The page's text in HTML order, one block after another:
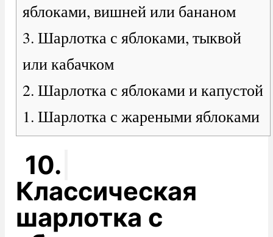
яблоками, вишней или бананом
3. Шарлотка с яблоками, тыквой
или кабачком
2. Шарлотка с яблоками и капустой
1. Шарлотка с жареными яблоками
10.
Классическая
шарлотка с